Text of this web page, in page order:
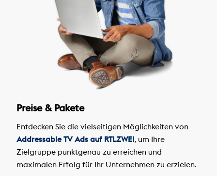
Preise & Pakete
Entdecken Sie die vielseitigen Möglichkeiten von
Addressable TV Ads auf RTLZWEI, um Ihre
Zielgruppe punktgenau zu erreichen und
maximalen Erfolg für Ihr Unternehmen zu erzielen.